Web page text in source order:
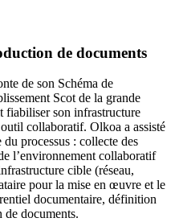
de documents
de son Schéma de
Scot de la grande
fiabiliser son infrastructure
collaboratif. Olkoa a assisté
processus : collecte des
l’environnement collaboratif
cible (réseau,
pour la mise en œuvre et le
documentaire, définition
de documents.